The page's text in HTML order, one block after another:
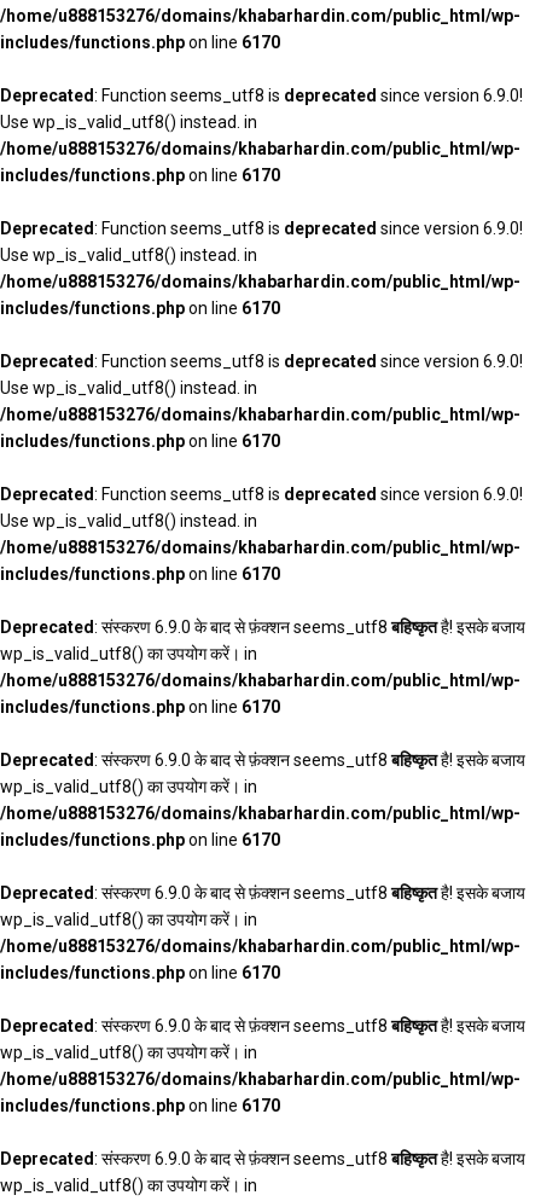
/home/u888153276/domains/khabarhardin.com/public_html/wp-
includes/functions.phpon line 6170
Deprecated: Function seems_utf8 is deprecated since version 6.9.0!
Use wp_is_valid_utf8() instead. in
/home/u888153276/domains/khabarhardin.com/public_html/wp-
includes/functions.phpon line 6170
Deprecated: Function seems_utf8 is deprecated since version 6.9.0!
Use wp_is_valid_utf8() instead. in
/home/u888153276/domains/khabarhardin.com/public_html/wp-
includes/functions.phpon line 6170
Deprecated: Function seems_utf8 is deprecated since version 6.9.0!
Use wp_is_valid_utf8() instead. in
/home/u888153276/domains/khabarhardin.com/public_html/wp-
includes/functions.phpon line 6170
Deprecated: Function seems_utf8 is deprecated since version 6.9.0!
Use wp_is_valid_utf8() instead. in
/home/u888153276/domains/khabarhardin.com/public_html/wp-
includes/functions.phpon line 6170
Deprecated: संस्करण 6.9.0 के बाद से फ़ंक्शन seems_utf8बहिष्कृतहै! इसके बजाय
wp_is_valid_utf8() का उपयोग करें। in
/home/u888153276/domains/khabarhardin.com/public_html/wp-
includes/functions.phpon line 6170
Deprecated: संस्करण 6.9.0 के बाद से फ़ंक्शन seems_utf8बहिष्कृतहै! इसके बजाय
wp_is_valid_utf8() का उपयोग करें। in
/home/u888153276/domains/khabarhardin.com/public_html/wp-
includes/functions.phpon line 6170
Deprecated: संस्करण 6.9.0 के बाद से फ़ंक्शन seems_utf8बहिष्कृतहै! इसके बजाय
wp_is_valid_utf8() का उपयोग करें। in
/home/u888153276/domains/khabarhardin.com/public_html/wp-
includes/functions.phpon line 6170
Deprecated: संस्करण 6.9.0 के बाद से फ़ंक्शन seems_utf8बहिष्कृतहै! इसके बजाय
wp_is_valid_utf8() का उपयोग करें। in
/home/u888153276/domains/khabarhardin.com/public_html/wp-
includes/functions.phpon line 6170
Deprecated: संस्करण 6.9.0 के बाद से फ़ंक्शन seems_utf8बहिष्कृतहै! इसके बजाय
wp_is_valid_utf8() का उपयोग करें। in